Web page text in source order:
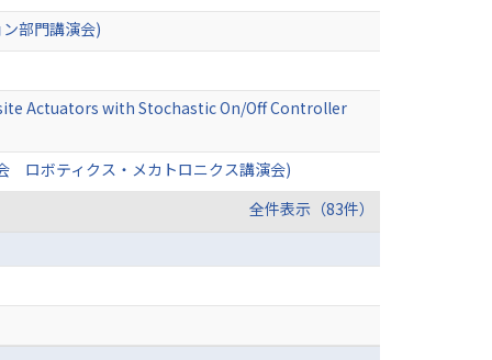
部門講演会)
Actuators with Stochastic On/Off Controller
ロボティクス・メカトロニクス講演会)
全件表示（83件）